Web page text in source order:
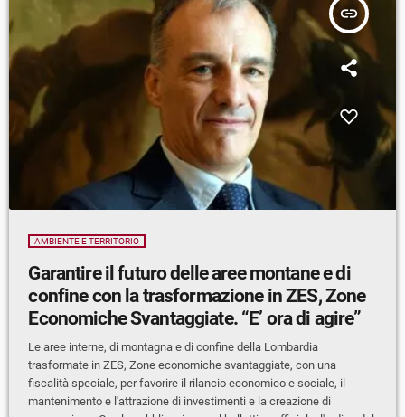
insert_link
AMBIENTE E TERRITORIO
Garantire il futuro delle aree montane e di
confine con la trasformazione in ZES, Zone
Economiche Svantaggiate. “E’ ora di agire”
Le aree interne, di montagna e di confine della Lombardia
trasformate in ZES, Zone economiche svantaggiate, con una
fiscalità speciale, per favorire il rilancio economico e sociale, il
mantenimento e l'attrazione di investimenti e la creazione di